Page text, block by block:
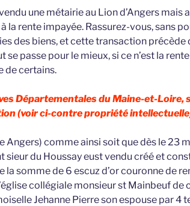
une métairie au Lion d’Angers mais
la rente impayée. Rassurez-vous, sans
des biens, et cette transaction précède
passe pour le mieux, si ce n’est la
de certains.
Départementales du Maine-et-Loire,
(voir ci-contre propriété
Angers) comme ainsi soit que dès le 23
sieur du Houssay eust vendu créé et
la somme de 6 escuz d’or couronne de
collégiale monsieur st Mainbeuf de
Jehanne Pierre son espouse par 4